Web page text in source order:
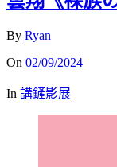
By Ryan
On 02/09/2024
In 講鏟影展